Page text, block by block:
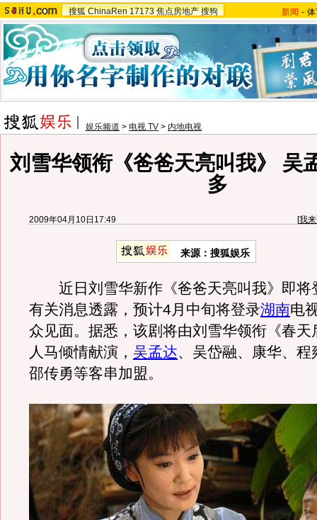
搜狐 ChinaRen 17173 焦点房地产 搜狗 新闻 -
娱乐频道 > 电视 TV > 内地电视
刘雪华领衔《爸爸天亮叫我》 吴
多
2009年04月10日17:49 [我
来源：搜狐娱乐
近日刘雪华新作《爸爸天亮叫我》即将
有关消息透露，预计4月中旬将登录湖南电
众见面。据悉，该剧将由刘雪华领衔《春天
人马倾情献演， 吴孟达、吴岱融、康华、程
邵传勇等客串加盟。